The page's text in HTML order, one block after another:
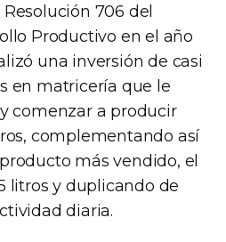
706 del
Productivo en el año
una inversión de casi
en matricería que le
comenzar a producir
complementando así
más vendido, el
litros y duplicando de
diaria.